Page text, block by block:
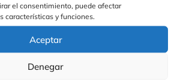
el consentimiento, puede afectar
características y funciones.
Aceptar
Denegar